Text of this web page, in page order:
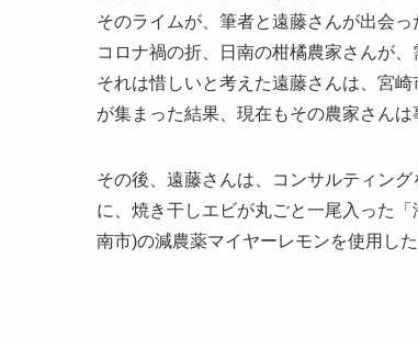
そのライムが、筆者と遠藤さんが出会っ
コロナ禍の折、日南の柑橘農家さんが
それは惜しいと考えた遠藤さんは、宮
が集まった結果、現在もその農家さんは
その後、遠藤さんは、コンサルティン
に、焼き干しエビが丸ごと一尾入った
南市)の減農薬マイヤーレモンを使用し